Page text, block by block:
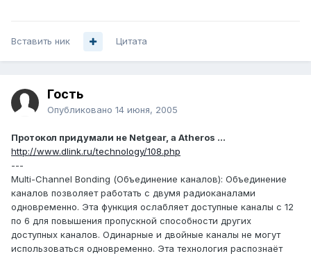
Вставить ник Цитата
Гость
Опубликовано 14 июня, 2005
Протокол придумали не Netgear, а Atheros ...
http://www.dlink.ru/technology/108.php
---
Multi-Channel Bonding (Объединение каналов): Объединение
каналов позволяет работать с двумя радиоканалами
одновременно. Эта функция ослабляет доступные каналы с 12
по 6 для повышения пропускной способности других
доступных каналов. Одинарные и двойные каналы не могут
использоваться одновременно. Эта технология распознаёт